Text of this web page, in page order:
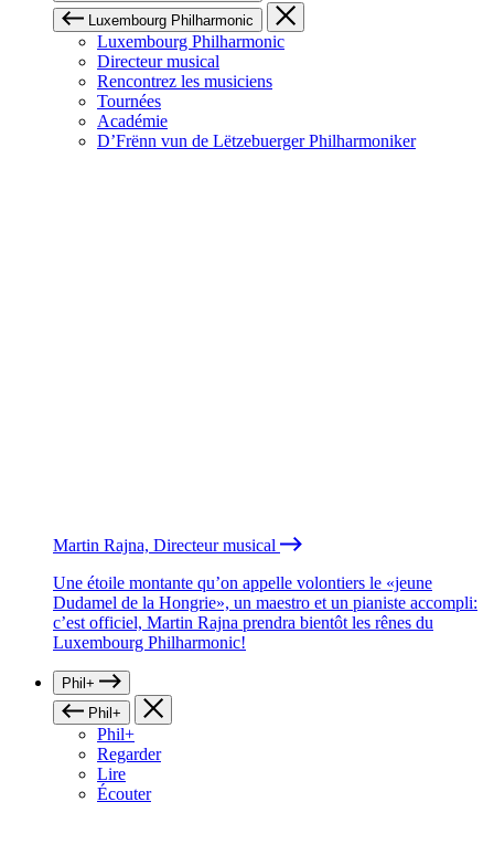
Luxembourg Philharmonic
Luxembourg Philharmonic
Directeur musical
Rencontrez les musiciens
Tournées
Académie
D’Frënn vun de Lëtzebuerger Philharmoniker
Martin Rajna, Directeur musical
Une étoile montante qu’on appelle volontiers le «jeune
Dudamel de la Hongrie», un maestro et un pianiste accompli:
c’est officiel, Martin Rajna prendra bientôt les rênes du
Luxembourg Philharmonic!
Phil+
Phil+
Phil+
Regarder
Lire
Écouter